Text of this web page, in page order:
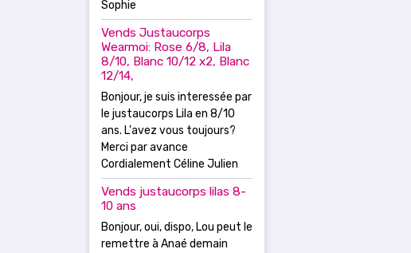
Sophie
Vends Justaucorps
Wearmoi: Rose 6/8, Lila
8/10, Blanc 10/12 x2, Blanc
12/14,
Bonjour, je suis interessée par
le justaucorps Lila en 8/10
ans. L'avez vous toujours?
Merci par avance
Cordialement Céline Julien
Vends justaucorps lilas 8-
10 ans
Bonjour, oui, dispo, Lou peut le
remettre à Anaé demain